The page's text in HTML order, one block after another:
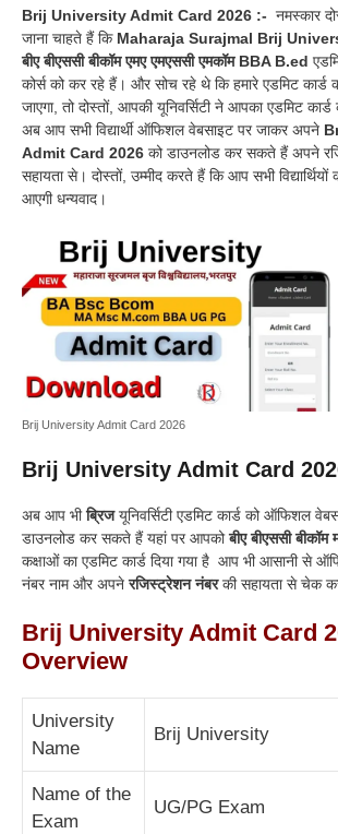
Brij University Admit Card 2026 :- नमस्कार
जाना चाहते हैं कि Maharaja Surajmal Brij
बीए बीएससी बीकॉम एमए एमएससी एमकॉम BBA B.ed
कोर्स को कर रहे हैं। और सोच रहे थे कि हमारे एडमिट कार्ड
जाएगा, तो दोस्तों, आपकी यूनिवर्सिटी ने आपका एडमिट कार्ड
अब आप सभी विद्यार्थी ऑफिशल वेबसाइट पर जाकर अपने
Admit Card 2026 को डाउनलोड कर सकते हैं अपने
सहायता से। दोस्तों, उम्मीद करते हैं कि आप सभी
आएगी धन्यवाद।
Brij University Admit Card 2026
Brij University Admit Card
अब आप भीब्रिजयूनिवर्सिटी एडमिट कार्ड को ऑफिशल
डाउनलोड कर सकते हैं यहां पर आपकोबीए बीएससी बीकॉम
कक्षाओं का एडमिट कार्ड दिया गया है आप भी आसानी से
नंबर नाम और अपनेरजिस्ट्रेशन नंबरकी सहायता से चेक
Brij University Admit Card
Overview
University
Name
Brij University
Name of the
Exam
UG/PG Exam